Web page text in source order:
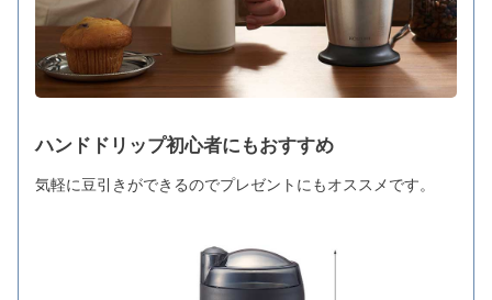
ハンドドリップ初心者にもおすすめ
気軽に豆引きができるのでプレゼントにもオススメです。